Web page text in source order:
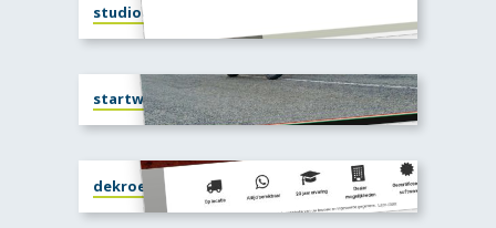
studioclassic77.com
startwin.com
dekroeze-chiptuning.nl